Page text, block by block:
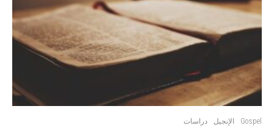
Gospel الإنجيل دراسات